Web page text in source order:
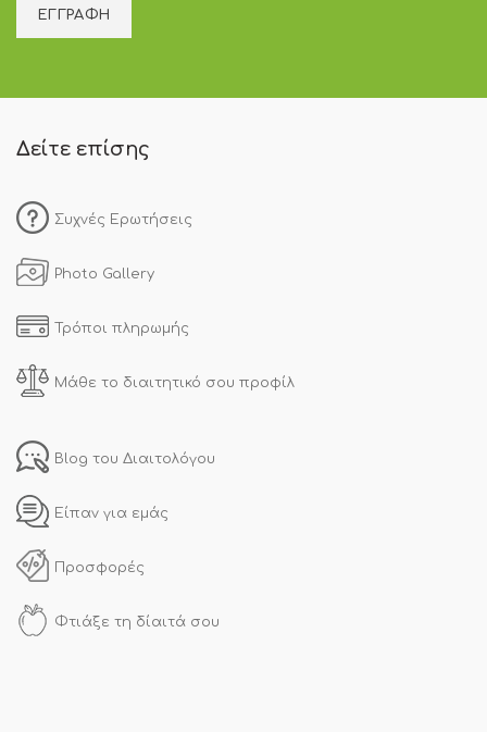
Δείτε επίσης
Συχνές Ερωτήσεις
Photo Gallery
Τρόποι πληρωμής
Μάθε το διαιτητικό σου προφίλ
Blog του Διαιτολόγου
Είπαν για εμάς
Προσφορές
Φτιάξε τη δίαιτά σου